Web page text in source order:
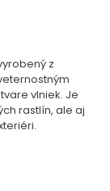
z
vlniek. Je
rastlín, ale aj